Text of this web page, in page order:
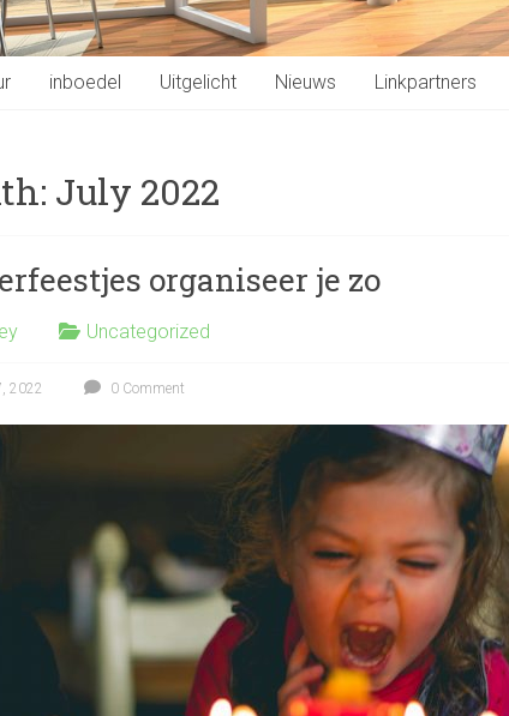
inboedel Uitgelicht Nieuws Linkpartners
July 2022
organiseer je zo
Uncategorized
2022 0 Comment